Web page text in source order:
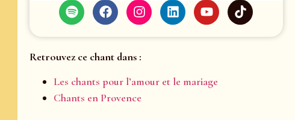
Retrouvez ce chant dans :
Les chants pour l’amour et le mariage
Chants en Provence